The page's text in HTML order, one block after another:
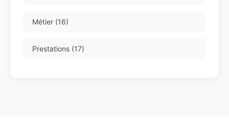
Métier (16)
Prestations (17)